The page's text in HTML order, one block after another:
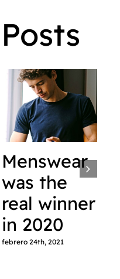
Menswear
was the
real winner
in 2020
febrero 24th, 2021